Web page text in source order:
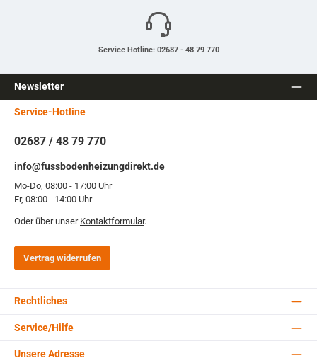
Service Hotline: 02687 - 48 79 770
Newsletter
Service-Hotline
02687 / 48 79 770
info@fussbodenheizungdirekt.de
Mo-Do, 08:00 - 17:00 Uhr
Fr, 08:00 - 14:00 Uhr
Oder über unser Kontaktformular.
Vertrag widerrufen
Rechtliches
Service/Hilfe
Unsere Adresse